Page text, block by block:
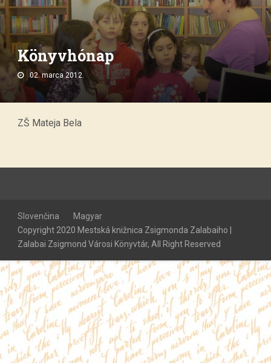
Könyvhónap
02. marca 2012.
ZŠ Mateja Bela
Slovenčina
Magyar
Copyright 2020 Mestská knižnica Zsigmonda Zalabaiho |
Zalabai Zsigmond Városi Könyvtár, All Right Reserved